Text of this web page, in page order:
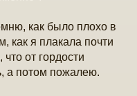
как было плохо в
как я плакала почти
от гордости
а потом пожалею.